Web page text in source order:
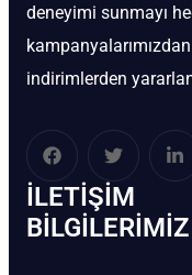
deneyimi sunmayı
indirimlerden
İLETIŞIM
BİLGILERIMIZ